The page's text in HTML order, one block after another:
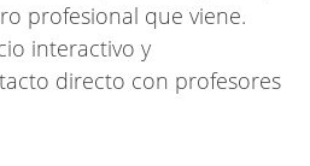
profesional que viene.
interactivo y
directo con profesores